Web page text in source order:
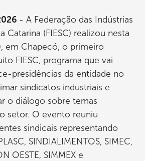
- A Federação das Indústrias
Catarina (FIESC) realizou nesta
em Chapecó, o primeiro
FIESC, programa que vai
presidências da entidade no
sindicatos industriais e
o diálogo sobre temas
setor. O evento reuniu
sindicais representando
SINDIALIMENTOS, SIMEC,
OESTE, SIMMEX e